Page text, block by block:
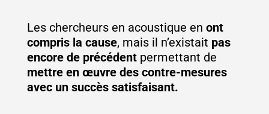
Les chercheurs en acoustique en ont
compris la cause, mais il n’existait pas
encore de précédent permettant de
mettre en œuvre des contre-mesures
avec un succès satisfaisant.